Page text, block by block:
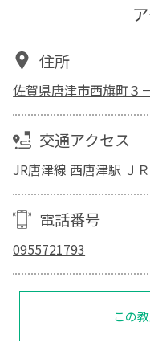
住所
佐賀県唐津市西旗町３
交通アクセス
JR唐津線 西唐津駅 Ｊ
電話番号
0955721793
この